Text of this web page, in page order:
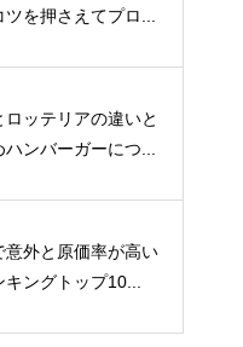
を押さえてプロ...
ロッテリアの違いと
ンバーガーにつ...
意外と原価率が高い
ングトップ10...